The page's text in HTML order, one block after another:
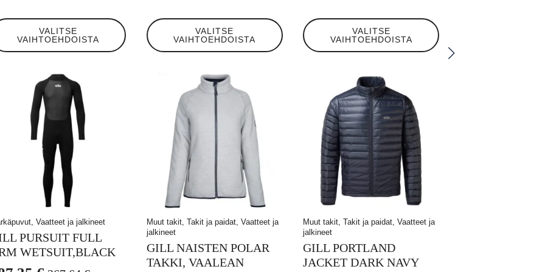
€.
€.
VALITSE
VAIHTOEHDOISTA
VALITSE
VAIHTOEHDOISTA
Tällä
tuotteella
on
tuotteen
VALITSE
VAIHTOEHDOISTA
Tällä
tuotteella
on
valinnat
tuotteen
sivulla.
Vaatteet ja jalkineet
PURSUIT FULL
WETSUIT,BLACK
Muut takit, Takit ja paidat, Vaatteet ja
jalkineet
GILL NAISTEN POLAR
TAKKI, VAALEAN
Muut takit, Takit ja paidat, Vaatteet ja
jalkineet
GILL PORTLAND
JACKET DARK NAVY